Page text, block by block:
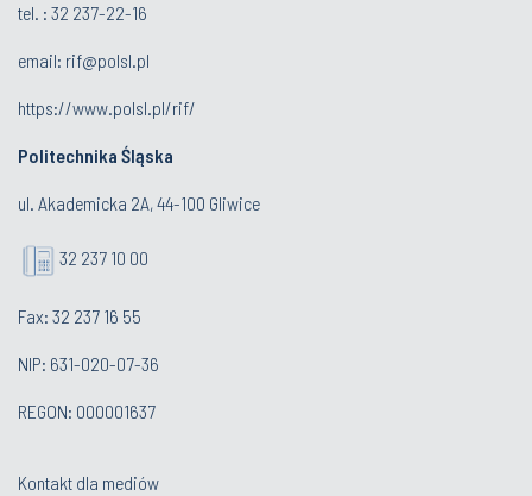
tel. : 32 237-22-16
email: rif@polsl.pl
https://www.polsl.pl/rif/
Politechnika Śląska
ul. Akademicka 2A, 44-100 Gliwice
32 237 10 00
Fax: 32 237 16 55
NIP: 631-020-07-36
REGON: 000001637
Kontakt dla mediów